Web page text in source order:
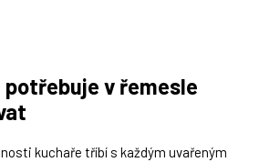
v řemesle
kuchaře tříbí s každým uvařeným